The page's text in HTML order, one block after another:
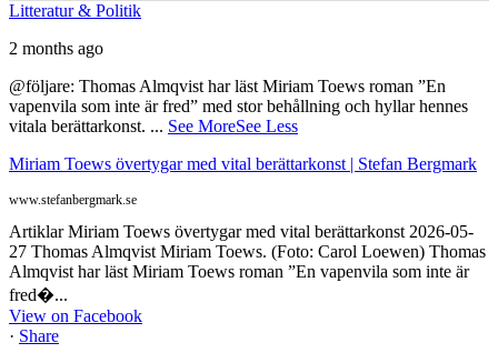
Litteratur & Politik
2 months ago
@följare: Thomas Almqvist har läst Miriam Toews roman ”En
vapenvila som inte är fred” med stor behållning och hyllar hennes
vitala berättarkonst. ... See MoreSee Less
Miriam Toews övertygar med vital berättarkonst | Stefan Bergmark
www.stefanbergmark.se
Artiklar Miriam Toews övertygar med vital berättarkonst 2026-05-
27 Thomas Almqvist Miriam Toews. (Foto: Carol Loewen) Thomas
Almqvist har läst Miriam Toews roman ”En vapenvila som inte är
fred�...
View on Facebook
· Share